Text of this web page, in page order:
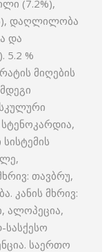
(7.2%),
დაღლილობა
და
5.2 %
მიღების
თავბრუ,
კანის მხრივ:
ალოპეცია,
საერთო